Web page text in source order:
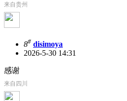
来自贵州
8# disimoya
2026-5-30 14:31
感谢
来自四川